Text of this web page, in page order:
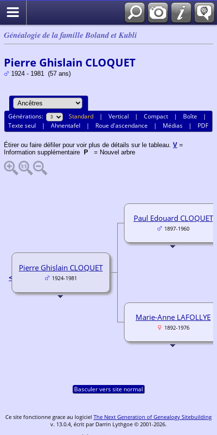
Généalogie de la famille Boland et Kubli
Pierre Ghislain CLOQUET
1924 - 1981 (57 ans)
Générations: Standard |Vertical |Compact | Boîte |
Texte seul |Ahnentafel | Roue d'ascendance | Médias | PDF
Étirer ou faire défiler pour voir plus de détails sur le tableau. V =
Information supplémentaire
P = Nouvel arbre
<
Pierre Ghislain CLOQUET
1924-1981
Paul Edouard CLOQUET
1897-1960
Marie-Anne LAFOLLYE
1892-1976
Basculer vers site normal
Ce site fonctionne grace au logiciel The Next Generation of Genealogy Sitebuilding
v. 13.0.4, écrit par Darrin Lythgoe © 2001-2026.